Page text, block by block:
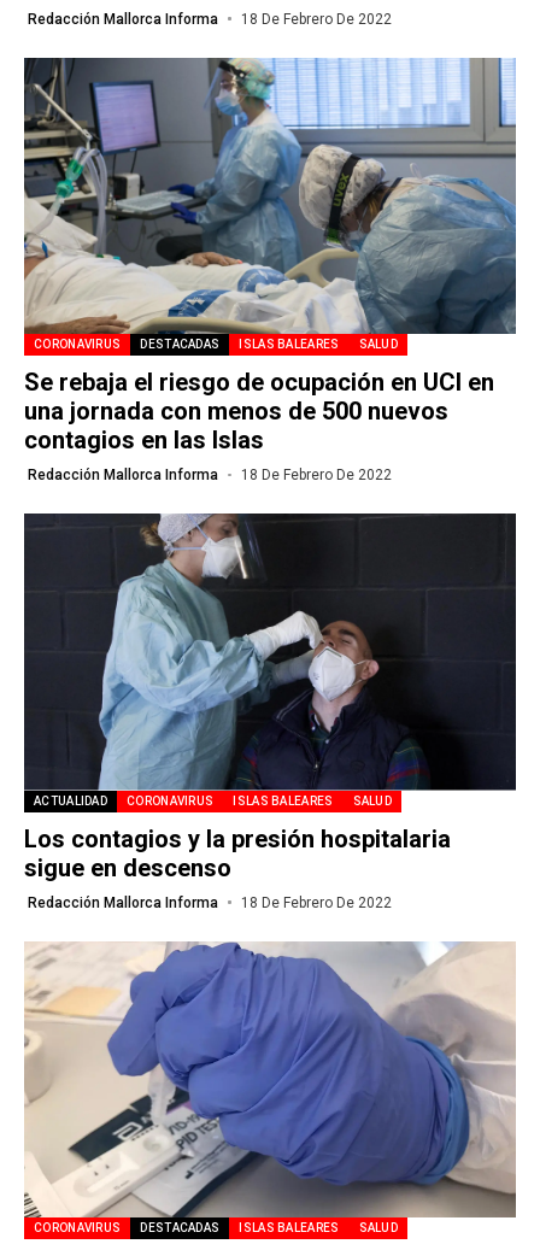
Redacción Mallorca Informa 18 De Febrero De 2022
CORONAVIRUS DESTACADAS ISLAS BALEARES SALUD
Se rebaja el riesgo de ocupación en UCI en
una jornada con menos de 500 nuevos
contagios en las Islas
Redacción Mallorca Informa 18 De Febrero De 2022
ACTUALIDAD CORONAVIRUS ISLAS BALEARES SALUD
Los contagios y la presión hospitalaria
sigue en descenso
Redacción Mallorca Informa 18 De Febrero De 2022
CORONAVIRUS DESTACADAS ISLAS BALEARES SALUD